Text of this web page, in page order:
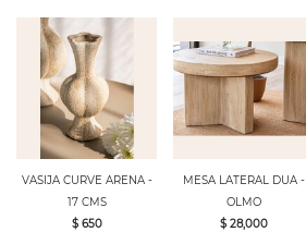
VASIJA CURVE ARENA -
17 CMS
$ 650
MESA LATERAL DUA -
OLMO
$ 28,000